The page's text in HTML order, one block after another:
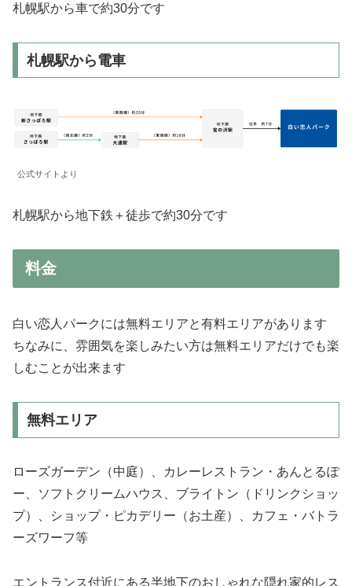
札幌駅から車で約30分です
札幌駅から電車
公式サイトより
札幌駅から地下鉄＋徒歩で約30分です
料金
白い恋人パークには無料エリアと有料エリアがあります
ちなみに、雰囲気を楽しみたい方は無料エリアだけでも楽
しむことが出来ます
無料エリア
ローズガーデン（中庭）、カレーレストラン・あんとるぽ
ー、ソフトクリームハウス、ブライトン（ドリンクショッ
プ）、ショップ・ピカデリー（お土産）、カフェ・バトラ
ーズワーフ等
エントランス付近にある半地下のおしゃれな隠れ家的レス